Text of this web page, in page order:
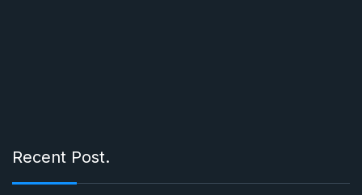
Recent Post.